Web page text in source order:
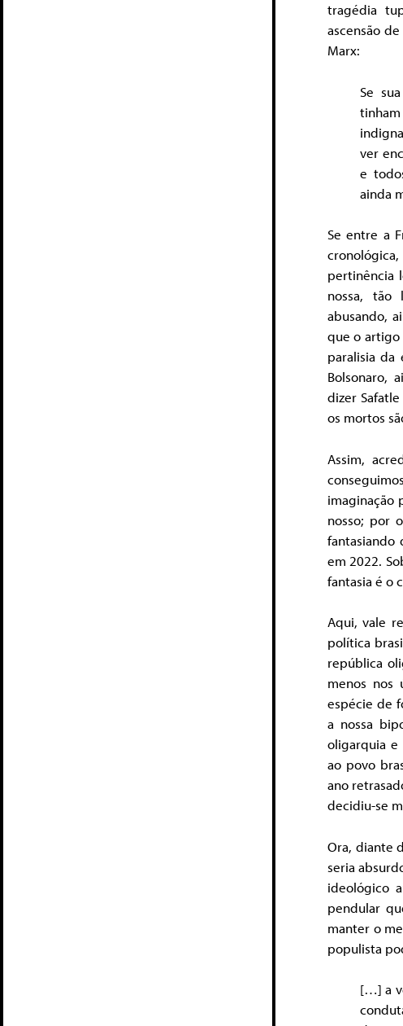
tragédia
ascensão
Marx:
Se
ver
e
ainda
Se entre a
pertinência
nossa, tão
abusando,
que o artigo
paralisia da
Bolsonaro,
dizer
os mortos
Assim,
imaginação
nosso; por
fantasiando
em 2022.
fantasia é o
Aqui, vale
política
república
menos nos
espécie de
a nossa
oligarquia e
ao povo
ano
decidiu-se
Ora, diante
seria
ideológico
pendular
manter o
populista
[…] a